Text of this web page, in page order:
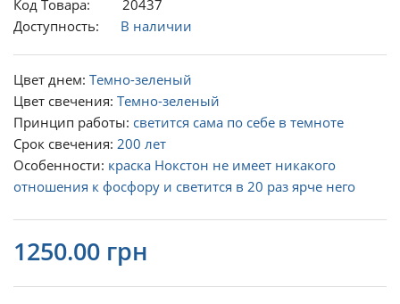
Код Товара: 20437
Доступность: В наличии
Цвет днем: Темно-зеленый
Цвет свечения: Темно-зеленый
Принцип работы: светится сама по себе в темноте
Срок свечения: 200 лет
Особенности: краска Нокстон не имеет никакого
отношения к фосфору и светится в 20 раз ярче него
1250.00 грн